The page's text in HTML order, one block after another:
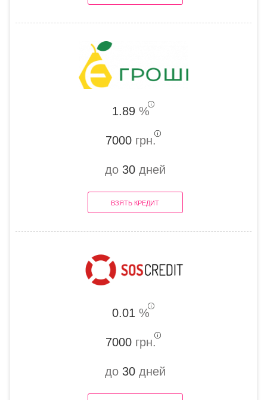
1.89%
7000грн.
до 30дней
ВЗЯТЬ КРЕДИТ
0.01 %
7000грн.
до 30дней